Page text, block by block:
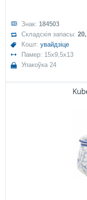
Знак: 184503
Складскія запасы:20,
Кошт:увайдзіце
Памер: 15x9,5x13
Упакоўка 24